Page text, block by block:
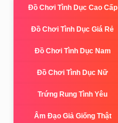
Đồ Chơi Tình Dục Cao Cấp
Đồ Chơi Tình Dục Giá Rẻ
Đồ Chơi Tình Dục Nam
Đồ Chơi Tình Dục Nữ
Trứng Rung Tình Yêu
Âm Đạo Giả Giống Thật